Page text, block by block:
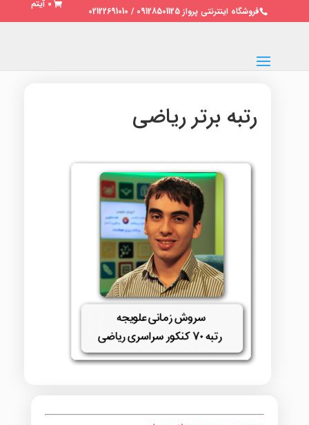
فروشگاه اینترنتی پرواز 09128501125 / 02122691010
0 آیتم
رتبه برتر ریاضی